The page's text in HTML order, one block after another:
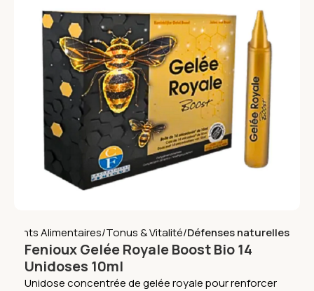
Alimentaires Tonus & Vitalité Défenses naturelles
Fenioux Gelée Royale Boost Bio 14
Unidoses 10ml
Unidose concentrée de gelée royale pour renforcer